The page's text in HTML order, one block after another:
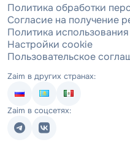
Политика обработки
Согласие на получение
Политика
Настройки cookie
Пользовательское
Zaim в других странах:
Zaim в соцсетях: